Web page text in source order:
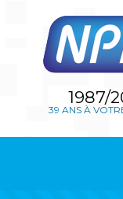
1987/
39 ANS À